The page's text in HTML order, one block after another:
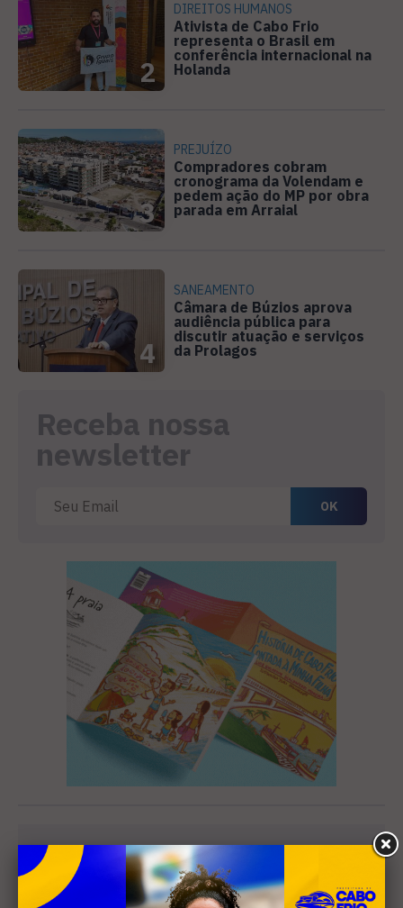
2
DIREITOS HUMANOS
Ativista de Cabo Frio
representa o Brasil em
conferência internacional na
Holanda
3
PREJUÍZO
Compradores cobram
cronograma da Volendam e
pedem ação do MP por obra
parada em Arraial
4
SANEAMENTO
Câmara de Búzios aprova
audiência pública para
discutir atuação e serviços
da Prolagos
Receba nossa
newsletter